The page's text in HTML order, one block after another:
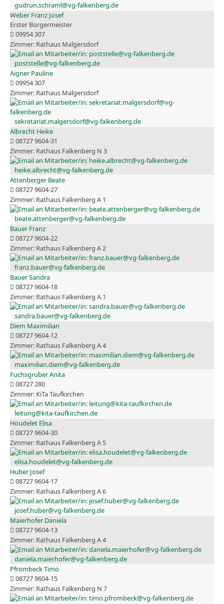
gudrun.schraml@vg-falkenberg.de
Weber Franz Josef
Erster Bürgermeister
09954 307
Rathaus Malgersdorf
poststelle@vg-falkenberg.de
Aigner Pauline
09954 307
Rathaus Malgersdorf
sekretariat.malgersdorf@vg-falkenberg.de
Albrecht Heike
08727 9604-31
Rathaus Falkenberg N 3
heike.albrecht@vg-falkenberg.de
Attenberger Beate
08727 9604-27
Rathaus Falkenberg A 1
beate.attenberger@vg-falkenberg.de
Bauer Franz
08727 9604-22
Rathaus Falkenberg A 2
franz.bauer@vg-falkenberg.de
Bauer Sandra
08727 9604-18
Rathaus Falkenberg A 1
sandra.bauer@vg-falkenberg.de
Diem Maximilian
08727 9604-12
Rathaus Falkenberg A 4
maximilian.diem@vg-falkenberg.de
Fuchsgruber Anita
08727 280
KiTa Taufkirchen
leitung@kita-taufkirchen.de
Houdelet Elisa
08727 9604-30
Rathaus Falkenberg A 5
elisa.houdelet@vg-falkenberg.de
Huber Josef
08727 9604-17
Rathaus Falkenberg A 6
josef.huber@vg-falkenberg.de
Maierhofer Daniela
08727 9604-13
Rathaus Falkenberg A 4
daniela.maierhofer@vg-falkenberg.de
Pfrombeck Timo
08727 9604-15
Rathaus Falkenberg N 7